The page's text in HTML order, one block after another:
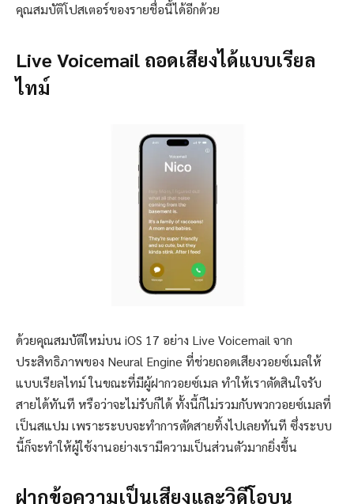
คุณสมบัติโปสเตอร์ของรายชื่อนี้ได้อีกด้วย
Live Voicemail ถอดเสียงได้แบบเรียล
ไทม์
ด้วยคุณสมบัติใหม่บน iOS 17 อย่าง Live Voicemail จาก
ประสิทธิภาพของ Neural Engine ที่ช่วยถอดเสียงวอยซ์เมลให้
แบบเรียลไทม์ ในขณะที่มีผู้ฝากวอยซ์เมล ทำให้เราตัดสินใจรับ
สายได้ทันที หรือว่าจะไม่รับก็ได้ ทั้งนี้ก็ไม่รวมกับพวกวอยซ์เมลที่
เป็นสแปม เพราะระบบจะทำการตัดสายทิ้งไปเลยทันที ซึ่งระบบ
นี้ก็จะทำให้ผู้ใช้งานอย่างเรามีความเป็นส่วนตัวมากยิ่งขึ้น
ฝากข้อความเป็นเสียงและวิดีโอบน